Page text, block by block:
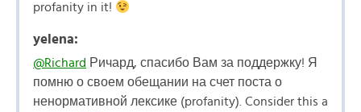
profanity in it!
yelena:
@Richard Ричард, спасибо Вам за поддержку! Я
помню о своем обещании на счет поста о
ненормативной лексике (profanity). Consider this a